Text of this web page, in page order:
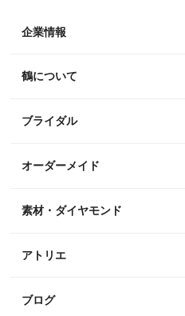
企業情報
鶴について
ブライダル
オーダーメイド
素材・ダイヤモンド
アトリエ
ブログ